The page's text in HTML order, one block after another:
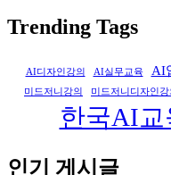
Trending Tags
AI디자인강의 AI실무교육 AI
미드저니강의 미드저니디자인강
한국AI교
인기 게시글